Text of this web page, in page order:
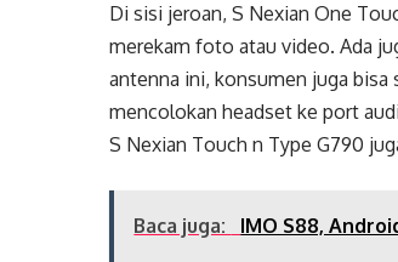
Di sisi jeroan, S Nexian One
merekam foto atau video. Ada
antenna ini, konsumen juga bisa
mencolokan headset ke port
S Nexian Touch n Type G790
Baca juga: IMO S88,